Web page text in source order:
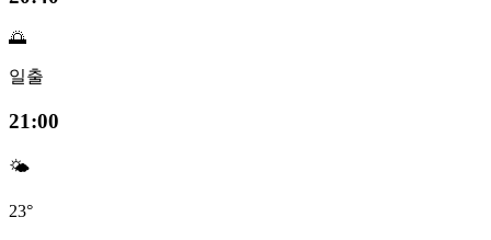
🌅
일출
21:00
🌤️
23°